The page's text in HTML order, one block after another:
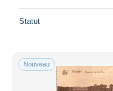
Statut
Nouveau